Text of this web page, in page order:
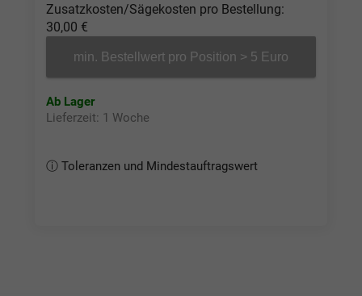
Zusatzkosten/Sägekosten pro Bestellung:
30,00 €
min. Bestellwert pro Position > 5 Euro
Ab Lager
Lieferzeit: 1 Woche
ⓘ Toleranzen und Mindestauftragswert